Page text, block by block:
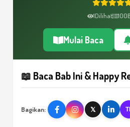
1Dilihat 100
Mulai Baca
📖 Baca Bab Ini & Happy
Bagikan: 𝕏